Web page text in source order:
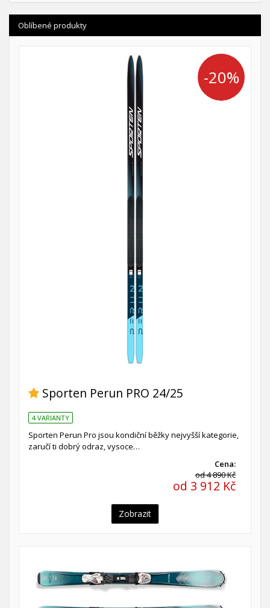
Oblíbené produkty
-20%
Sporten Perun PRO 24/25
4 VARIANTY
Sporten Perun Pro jsou kondiční běžky nejvyšší kategorie,
zaručí ti dobrý odraz, vysoce…
Cena:
od 4 890 Kč
od 3 912 Kč
Zobrazit